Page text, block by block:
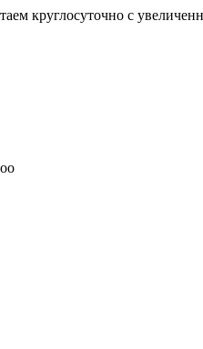
круглосуточно с